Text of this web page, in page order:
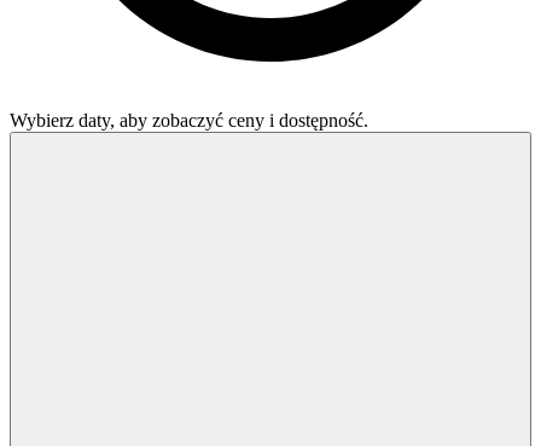
Wybierz daty, aby zobaczyć ceny i dostępność.